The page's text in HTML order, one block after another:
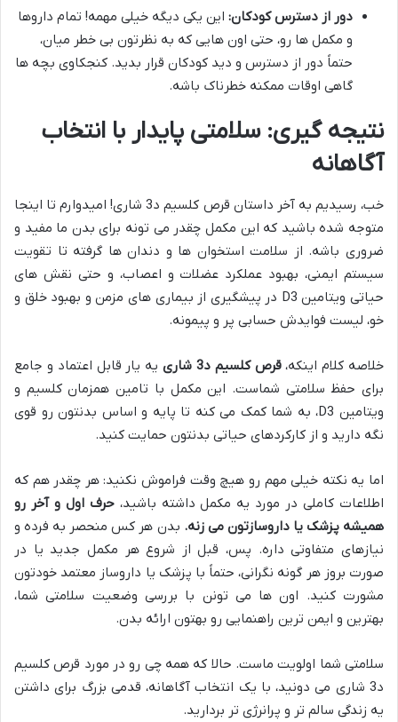
دور از دسترس کودکان: این یکی دیگه خیلی مهمه! تمام داروها
و مکمل ها رو، حتی اون هایی که به نظرتون بی خطر میان،
حتماً دور از دسترس و دید کودکان قرار بدید. کنجکاوی بچه ها
گاهی اوقات ممکنه خطرناک باشه.
نتیجه گیری: سلامتی پایدار با انتخاب
آگاهانه
خب، رسیدیم به آخر داستان قرص کلسیم د3 شاری! امیدوارم تا اینجا
متوجه شده باشید که این مکمل چقدر می تونه برای بدن ما مفید و
ضروری باشه. از سلامت استخوان ها و دندان ها گرفته تا تقویت
سیستم ایمنی، بهبود عملکرد عضلات و اعصاب، و حتی نقش های
حیاتی ویتامین D3 در پیشگیری از بیماری های مزمن و بهبود خلق و
خو، لیست فوایدش حسابی پر و پیمونه.
خلاصه کلام اینکه،قرص کلسیم د3 شاری
یه یار قابل اعتماد و جامع
برای حفظ سلامتی شماست. این مکمل با تامین همزمان کلسیم و
ویتامین D3، به شما کمک می کنه تا پایه و اساس بدنتون رو قوی
نگه دارید و از کارکردهای حیاتی بدنتون حمایت کنید.
اما یه نکته خیلی مهم رو هیچ وقت فراموش نکنید: هر چقدر هم که
اطلاعات کاملی در مورد یه مکمل داشته باشید،حرف اول و آخر رو
همیشه پزشک یا داروسازتون می زنه. بدن هر کس منحصر به فرده و
نیازهای متفاوتی داره. پس، قبل از شروع هر مکمل جدید یا در
صورت بروز هر گونه نگرانی، حتماً با پزشک یا داروساز معتمد خودتون
مشورت کنید. اون ها می تونن با بررسی وضعیت سلامتی شما،
بهترین و ایمن ترین راهنمایی رو بهتون ارائه بدن.
سلامتی شما اولویت ماست. حالا که همه چی رو در مورد قرص کلسیم
د3 شاری می دونید، با یک انتخاب آگاهانه، قدمی بزرگ برای داشتن
یه زندگی سالم تر و پرانرژی تر بردارید.